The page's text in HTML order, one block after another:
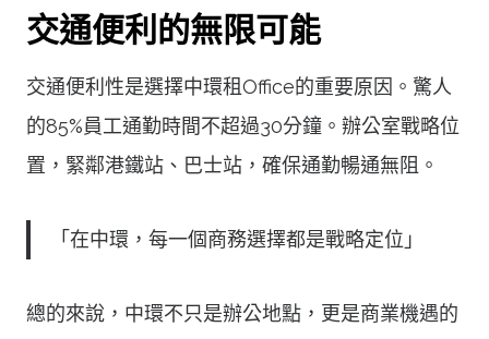
交通便利的無限可能
交通便利性是選擇中環租Office的重要原因。驚人
的85%員工通勤時間不超過30分鐘。辦公室戰略位
置，緊鄰港鐵站、巴士站，確保通勤暢通無阻。
「在中環，每一個商務選擇都是戰略定位」
總的來說，中環不只是辦公地點，更是商業機遇的